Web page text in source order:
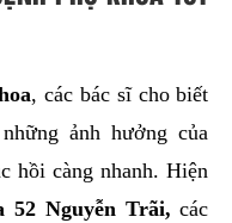
, các bác sĩ cho biết
ảnh hưởng của
hồi càng nhanh. Hiện
52 Nguyễn Trãi, các